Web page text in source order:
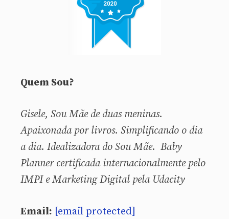
Quem Sou?
Gisele, Sou Mãe de duas meninas.
Apaixonada por livros. Simplificando o dia
a dia. Idealizadora do Sou Mãe. Baby
Planner certificada internacionalmente pelo
IMPI e Marketing Digital pela Udacity
Email: [email protected]